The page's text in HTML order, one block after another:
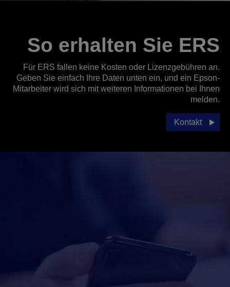
So erhalten Sie ERS
Für ERS fallen keine Kosten oder Lizenzgebühren an.
Geben Sie einfach Ihre Daten unten ein, und ein Epson-
Mitarbeiter wird sich mit weiteren Informationen bei Ihnen
melden.
Kontakt